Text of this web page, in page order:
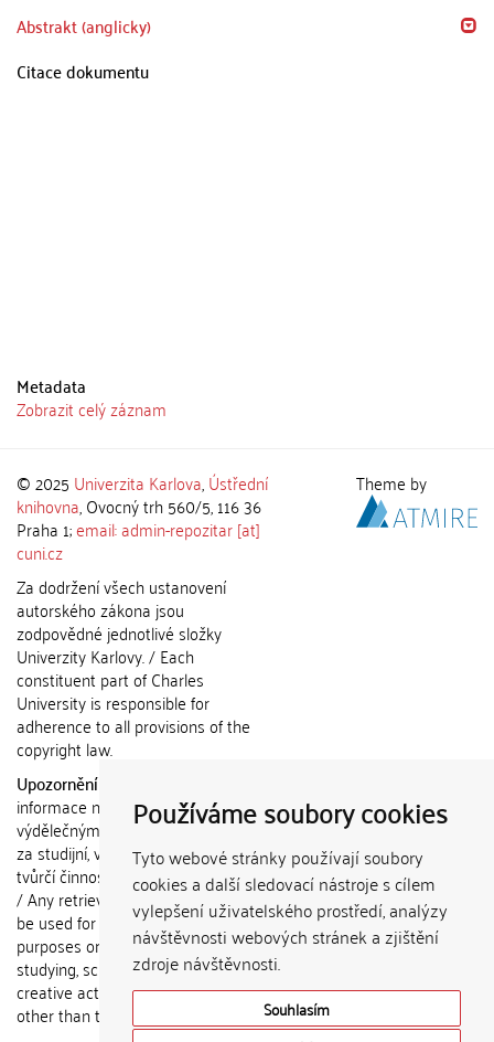
Používáme soubory cookies
Tyto webové stránky používají soubory
cookies a další sledovací nástroje s cílem
vylepšení uživatelského prostředí, analýzy
návštěvnosti webových stránek a zjištění
zdroje návštěvnosti.
Souhlasím
Abstrakt (anglicky)
Citace dokumentu
Metadata
Zobrazit celý záznam
© 2025 Univerzita Karlova,Ústřední
knihovna, Ovocný trh 560/5, 116 36
Praha 1;email: admin-repozitar [at]
cuni.cz
Za dodržení všech ustanovení
autorského zákona jsou
zodpovědné jednotlivé složky
Univerzity Karlovy. / Each
constituent part of Charles
University is responsible for
adherence to all provisions of the
copyright law.
Upozornění / Notice:
informace nemohou být použity k
výdělečným účelům nebo vydávány
za studijní, vědeckou nebo jinou
tvůrčí činnost jiné osoby než autora.
/ Any retrieved information shall not
be used for any commercial
purposes or claimed as results of
studying, scientific or any other
creative activities of any person
other than the author.
Theme by